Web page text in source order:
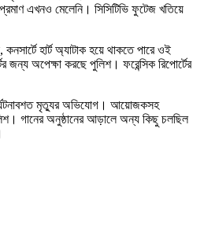
এখনও মেলেনি। সিসিটিভি ফুটেজ খতিয়ে
হার্ট অ্যাটাক হয়ে থাকতে পারে ওই
জন্য অপেক্ষা করছে পুলিশ। ফরেন্সিক রিপোর্টের
মৃত্যুর অভিযোগ। আয়োজকসহ
গানের অনুষ্ঠানের আড়ালে অন্য কিছু চলছিল